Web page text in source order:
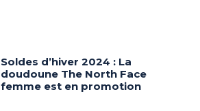
Soldes d’hiver 2024 : La
doudoune The North Face
femme est en promotion